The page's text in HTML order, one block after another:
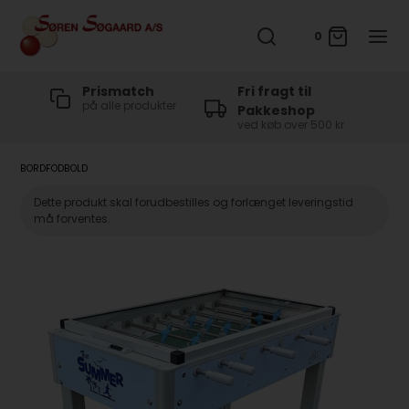
0
Prismatch
på alle produkter
Fri fragt til
Pakkeshop
ved køb over 500 kr
BORDFODBOLD
Dette produkt skal forudbestilles og forlænget leveringstid
må forventes.